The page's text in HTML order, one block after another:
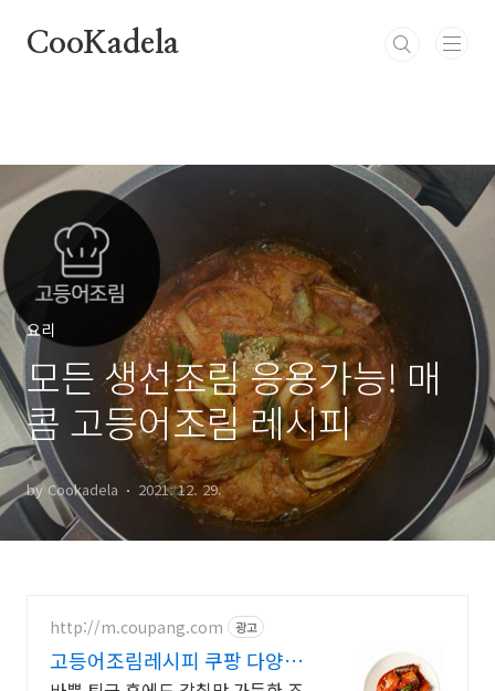
CooKadela
요리
모든 생선조림 응용가능! 매
콤 고등어조림 레시피
by Cookadela 2021. 12. 29.
http://m.coupang.com 광고
고등어조림레시피 쿠팡 다양한